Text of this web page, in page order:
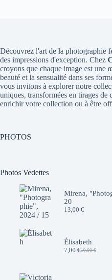
Découvrez l'art de la photographie
des impressions d'exception. Chez
croyons que chaque image est une
beauté et la sensualité dans ses
vous invitons à explorer notre
uniques, transformées en tirages de
enrichir votre collection ou à être
PHOTOS
Photos Vedettes
Mirena,
20
13,00 €
Élisabeth
10,00€
Le
7,00 €Le